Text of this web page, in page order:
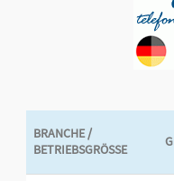
BRANCHE /
BETRIEBSGRÖSSE